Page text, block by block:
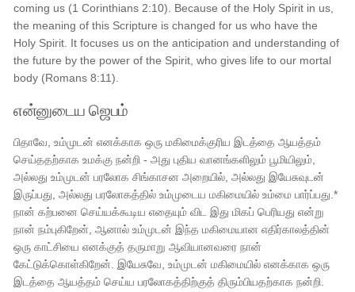
coming us (1 Corinthians 2:10). Because of the Holy Spirit in us,
the meaning of this Scripture is changed for us who have the
Holy Spirit. It focuses us on the anticipation and understanding of
the future by the power of the Spirit, who gives life to our mortal
body (Romans 8:11).
என்னுடைய ஜெபம்
பிதாவே, உம்முடன் எனக்காக ஒரு மகிமைக்குரிய இடத்தை ஆயத்தம்
செய்ததற்காக உமக்கு நன்றி - அது புதிய வானங்களிலும் பூமியிலும்,
அல்லது உம்முடன் பரலோக சிங்காசன அறையில், அல்லது இயேசுவுடன்
இருப்பது, அல்லது பரலோகத்தில் உம்முடைய மகிமையில் உம்மை பார்ப்பது.*
நான் கற்பனை செய்யக்கூடிய எதையும் விட இது மிகப் பெரியது என்று
நான் நம்புகிறேன், ஆனால் உம்முடன் இந்த மகிமையான எதிர்காலத்தின்
ஒரு காட்சியை எனக்குத் தருமாறு ஆவியானவரை நான்
கேட்டுக்கொள்கிறேன். இயேசுவே, உம்முடன் மகிமையில் எனக்காக ஒரு
இடத்தை ஆயத்தம் செய்ய பரலோகத்திற்குத் திரும்பியதற்காக நன்றி.